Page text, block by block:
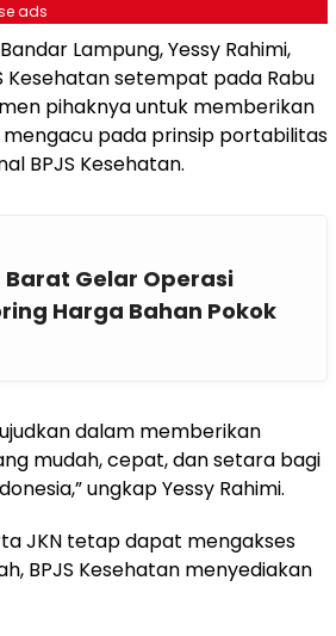
ads
Lampung, Yessy Rahimi,
Kesehatan setempat pada Rabu
pihaknya untuk memberikan
pada prinsip portabilitas
BPJS Kesehatan.
Gelar Operasi
Harga Bahan Pokok
dalam memberikan
mudah, cepat, dan setara bagi
ungkap Yessy Rahimi.
JKN tetap dapat mengakses
BPJS Kesehatan menyediakan